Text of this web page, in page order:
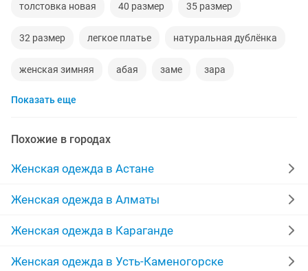
толстовка новая 40 размер 35 размер
32 размер легкое платье натуральная дублёнка
женская зимняя абая заме зара
средний
пальто 44 46 размер одежда для дома
в связи с закрытием т 150
одежды хорошем срочно дешево
куртка 42 44 размер девушки работа
Показать еще
Похожие в городах
Женская одежда в Астане
Женская одежда в Алматы
Женская одежда в Караганде
Женская одежда в Усть-Каменогорске